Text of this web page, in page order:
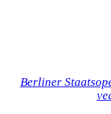
Berliner